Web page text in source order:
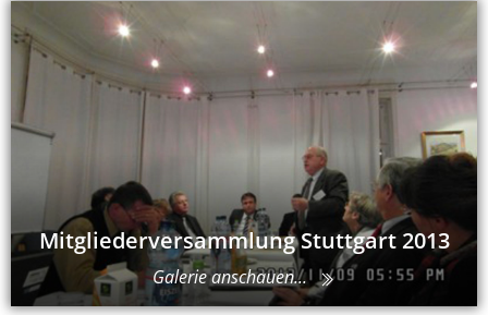
Mitgliederversammlung Stuttgart 2013
Galerie anschauen...